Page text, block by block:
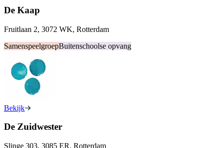
De Kaap
Fruitlaan 2, 3072 WK, Rotterdam
SamenspeelgroepBuitenschoolse opvang
Bekijk
De Zuidwester
Slinge 303, 3085 ER, Rotterdam